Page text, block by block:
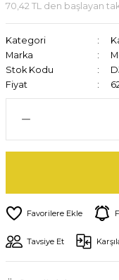
70,42 TL den başlayan
Kategori
Marka
Stok Kodu
Fiyat
Tavsiye Et